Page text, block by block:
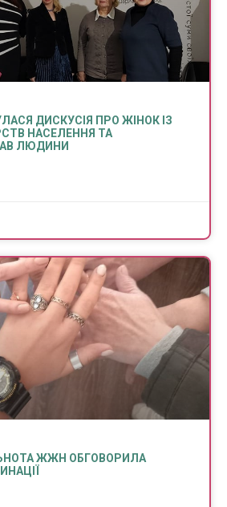
ДИСКУСІЯ ПРО ЖІНОК ІЗ
НАСЕЛЕННЯ ТА
ЛЮДИНИ
ЖЖН ОБГОВОРИЛА